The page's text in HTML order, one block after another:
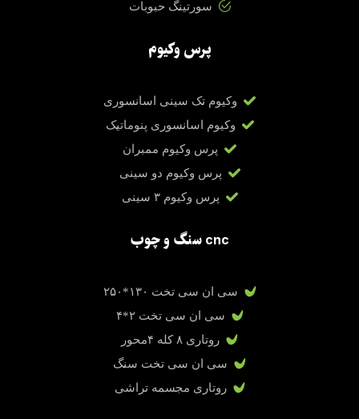
سورتینگ حبوبات
پرس وکیوم
وکیوم تک سینی اسانسوری
وکیوم اسانسوری پنوماتیک
پرس وکیوم ممبران
پرس وکیوم دو سینی
پرس وکیوم ۳ سینی
cnc سنگ و چوب
سی ان سی تخت ۱۳۰*۲۵۰
سی ان سی تخت ۲*۴
روتاری ۸ کله ۴محور
سی ان سی تخت سنگ
روتاری مجسمه تراشی